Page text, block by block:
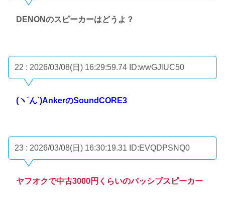
DENONのスピーカーはどうよ？
22 : 2026/03/08(日) 16:29:59.74 ID:wwGJlUC50
(ヽ´ん`)AnkerのSoundCORE3
23 : 2026/03/08(日) 16:30:19.31 ID:EVQDPSNQ0
ヤフオクで中古3000円くらいのパッシブスピーカー